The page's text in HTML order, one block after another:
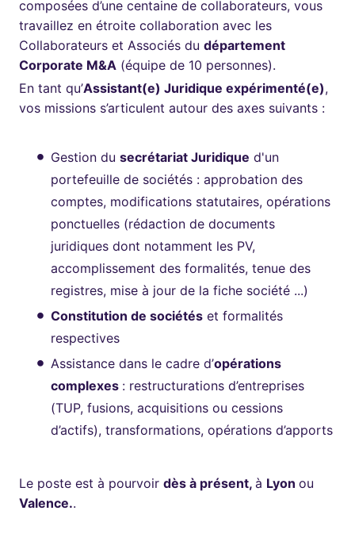
composées d’une centaine de collaborateurs, vous
travaillez en étroite collaboration avec les
Collaborateurs et Associés du département
Corporate M&A (équipe de 10 personnes).
En tant qu’Assistant(e) Juridique expérimenté(e),
vos missions s’articulent autour des axes suivants :
Gestion du secrétariat Juridique d'un
portefeuille de sociétés : approbation des
comptes, modifications statutaires, opérations
ponctuelles (rédaction de documents
juridiques dont notamment les PV,
accomplissement des formalités, tenue des
registres, mise à jour de la fiche société ...)
Constitution de sociétés et formalités
respectives
Assistance dans le cadre d’opérations
complexes : restructurations d’entreprises
(TUP, fusions, acquisitions ou cessions
d’actifs), transformations, opérations d’apports
Le poste est à pourvoir dès à présent, à Lyon ou
Valence..